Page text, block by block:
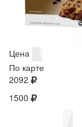
Цена
По карте
2092
1500